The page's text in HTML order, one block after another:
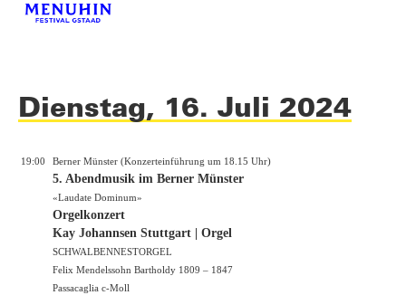
Dienstag, 16. Juli 2024
19:00 Berner Münster (Konzerteinführung um 18.15 Uhr)
5. Abendmusik im Berner Münster
«Laudate Dominum»
Orgelkonzert
Kay Johannsen Stuttgart | Orgel
SCHWALBENNESTORGEL
Felix Mendelssohn Bartholdy 1809 – 1847
Passacaglia c-Moll